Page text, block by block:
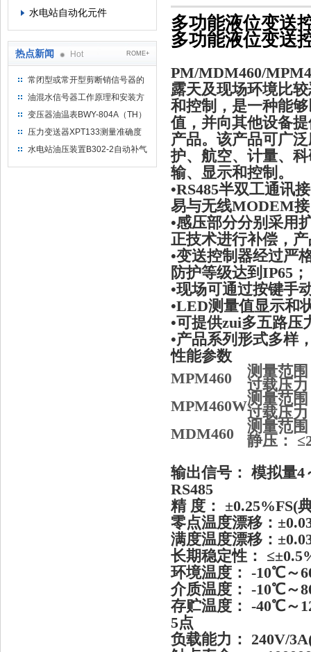
水电站自动化元件
热点新闻 Hot ROME+
常闭型或常开型剪断销信号器的
工作原理
油混水信号器工作原理和安装方
式
变压器油温表BWY-804A（TH）
测量范围
压力变送器XPT133测量准确度
不高是什么原因导致的？
水电站油压装置B302-2自动补气
多功能液位变送
多功能液位变送
PM/MDM460/
露天及现场环境比
和控制，是一种能
值，并向其他设备
产品。该产品可广
护、航空、计量、
输、显示和控制。
•RS485半双工通讯
易与无线MODEM
•感压部分分别采用
正技术进行补偿，
•变送控制器经过严
防护等级达到IP65；
•现场可通过按键手
•LED测量值显示和
•可提供zui多五路压
•产品系列形式多样
性能参数
MPM460
测量范
过载压
MPM460W测量范
过载压
MDM460
测量范
静压：
输出信号： 模拟量4
RS485
精 度： ±0.25%FS(
零点温度漂移：
满度温度漂移：
长期稳定性：
环境温度： -10℃～
介质温度： -10℃～
存贮温度： -40℃～
5点
负载能力： 240V/